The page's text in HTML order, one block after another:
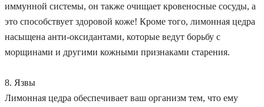
иммунной системы, он также очищает кровеносные сосуды, а
это способствует здоровой коже! Кроме того, лимонная цедра
насыщена анти-оксидантами, которые ведут борьбу с
морщинами и другими кожными признаками старения.
8. Язвы
Лимонная цедра обеспечивает ваш организм тем, что ему